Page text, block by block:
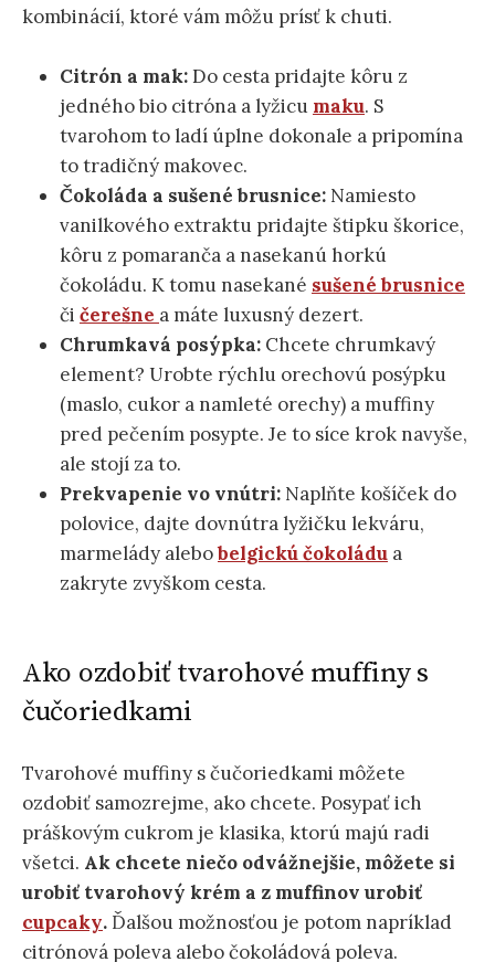
kombinácií, ktoré vám môžu prísť k chuti.
Citrón a mak:Do cesta pridajte kôru z
jedného bio citróna a lyžicu maku. S
tvarohom to ladí úplne dokonale a pripomína
to tradičný makovec.
Čokoláda a sušené brusnice: Namiesto
vanilkového extraktu pridajte štipku škorice,
kôru z pomaranča a nasekanú horkú
čokoládu. K tomu nasekané sušené brusnice
či čerešne a máte luxusný dezert.
Chrumkavá posýpka: Chcete chrumkavý
element? Urobte rýchlu orechovú posýpku
(maslo, cukor a namleté orechy) a muffiny
pred pečením posypte. Je to síce krok navyše,
ale stojí za to.
Prekvapenie vo vnútri: Naplňte košíček do
polovice, dajte dovnútra lyžičku lekváru,
marmelády alebobelgickú čokoládu a
zakryte zvyškom cesta.
Ako ozdobiť tvarohové muffiny s
čučoriedkami
Tvarohové muffiny s čučoriedkami môžete
ozdobiť samozrejme, ako chcete. Posypať ich
práškovým cukrom je klasika, ktorú majú radi
všetci. Ak chcete niečo odvážnejšie, môžete si
urobiť tvarohový krém a z muffinov urobiť
cupcaky. Ďalšou možnosťou je potom napríklad
citrónová poleva alebo čokoládová poleva.